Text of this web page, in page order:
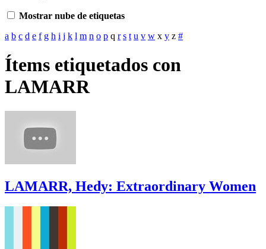
Mostrar nube de etiquetas
a b c d e f g h i j k l m n o p q r s t u v w x y z #
Ítems etiquetados con
LAMARR
LAMARR, Hedy: Extraordinary Women